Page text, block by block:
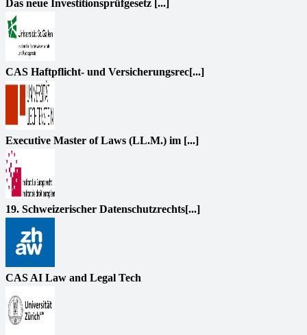
Das neue Investitionsprüfgesetz [...]
CAS Haftpflicht- und Versicherungsrec[...]
Executive Master of Laws (LL.M.) im [...]
19. Schweizerischer Datenschutzrechts[...]
CAS AI Law and Legal Tech